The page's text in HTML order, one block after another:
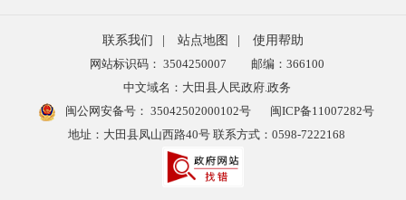
联系我们 站点地图
使用帮助
网站标识码： 3504250007
邮编：366100
中文域名：大田县人民政府.政务
闽公网安备号： 35042502000102号
闽ICP备11007282号
地址：大田县凤山西路40号 联系方式：0598-7222168